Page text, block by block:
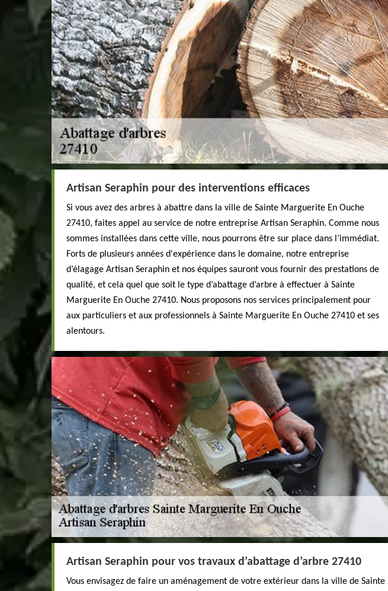
Artisan Seraphin pour des interventions efficaces
Si vous avez des arbres à abattre dans la ville de Sainte Marguerite En Ouche
27410, faites appel au service de notre entreprise Artisan Seraphin. Comme nous
sommes installées dans cette ville, nous pourrons être sur place dans l’immédiat.
Forts de plusieurs années d'expérience dans le domaine, notre entreprise
d’élagage Artisan Seraphin et nos équipes sauront vous fournir des prestations de
qualité, et cela quel que soit le type d’abattage d’arbre à effectuer à Sainte
Marguerite En Ouche 27410. Nous proposons nos services principalement pour
aux particuliers et aux professionnels à Sainte Marguerite En Ouche 27410 et ses
alentours.
Artisan Seraphin pour vos travaux d’abattage d’arbre 27410
Vous envisagez de faire un aménagement de votre extérieur dans la ville de Sainte